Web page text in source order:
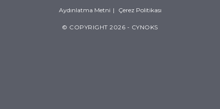
Aydınlatma Metni Çerez Politikası
© COPYRIGHT 2026 - CYNOKS